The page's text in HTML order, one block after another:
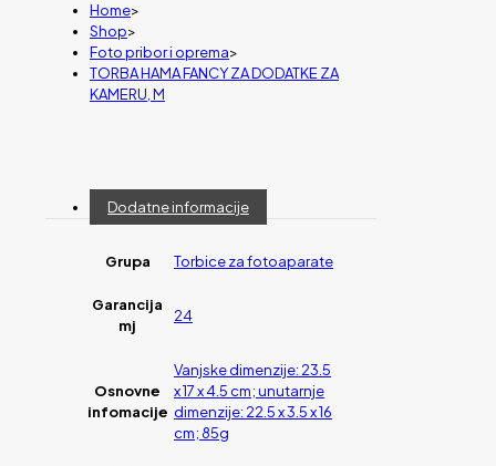
Home>
Shop>
Foto pribor i oprema>
TORBA HAMA FANCY ZA DODATKE ZA
KAMERU, M
Dodatne informacije
Grupa Torbice za fotoaparate
Garancija
mj
24
Osnovne
infomacije
Vanjske dimenzije: 23.5
x 17 x 4.5 cm; unutarnje
dimenzije: 22.5 x 3.5 x 16
cm; 85g